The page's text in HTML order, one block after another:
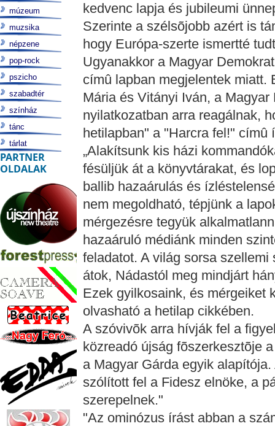
kedvenc lapja és jubileumi
Szerinte a szélsõjobb azért is
hogy Európa-szerte ismertté
Ugyanakkor a Magyar
címû lapban megjelentek miatt.
Mária és Vitányi Iván, a
nyilatkozatban arra reagálnak,
hetilapban" a "Harcra fel!" címû
„Alakítsunk kis házi
fésüljük át a könyvtárakat, és
ballib hazaárulás és
nem megoldható, tépjünk a
mérgezésre tegyük
hazaáruló médiánk minden
feladatot. A világ sorsa szellemi
átok, Nádastól meg mindjárt
Ezek gyilkosaink, és mérgeiket
olvasható a hetilap cikkében.
A szóvivõk arra hívják fel a
közreadó újság fõszerkesztõje
a Magyar Gárda egyik
szólított fel a Fidesz elnöke, a
szerepelnek."
"Az ominózus írást abban a
múzeum
muzsika
népzene
pop-rock
pszicho
szabadtér
színház
tánc
tárlat
PARTNER
OLDALAK